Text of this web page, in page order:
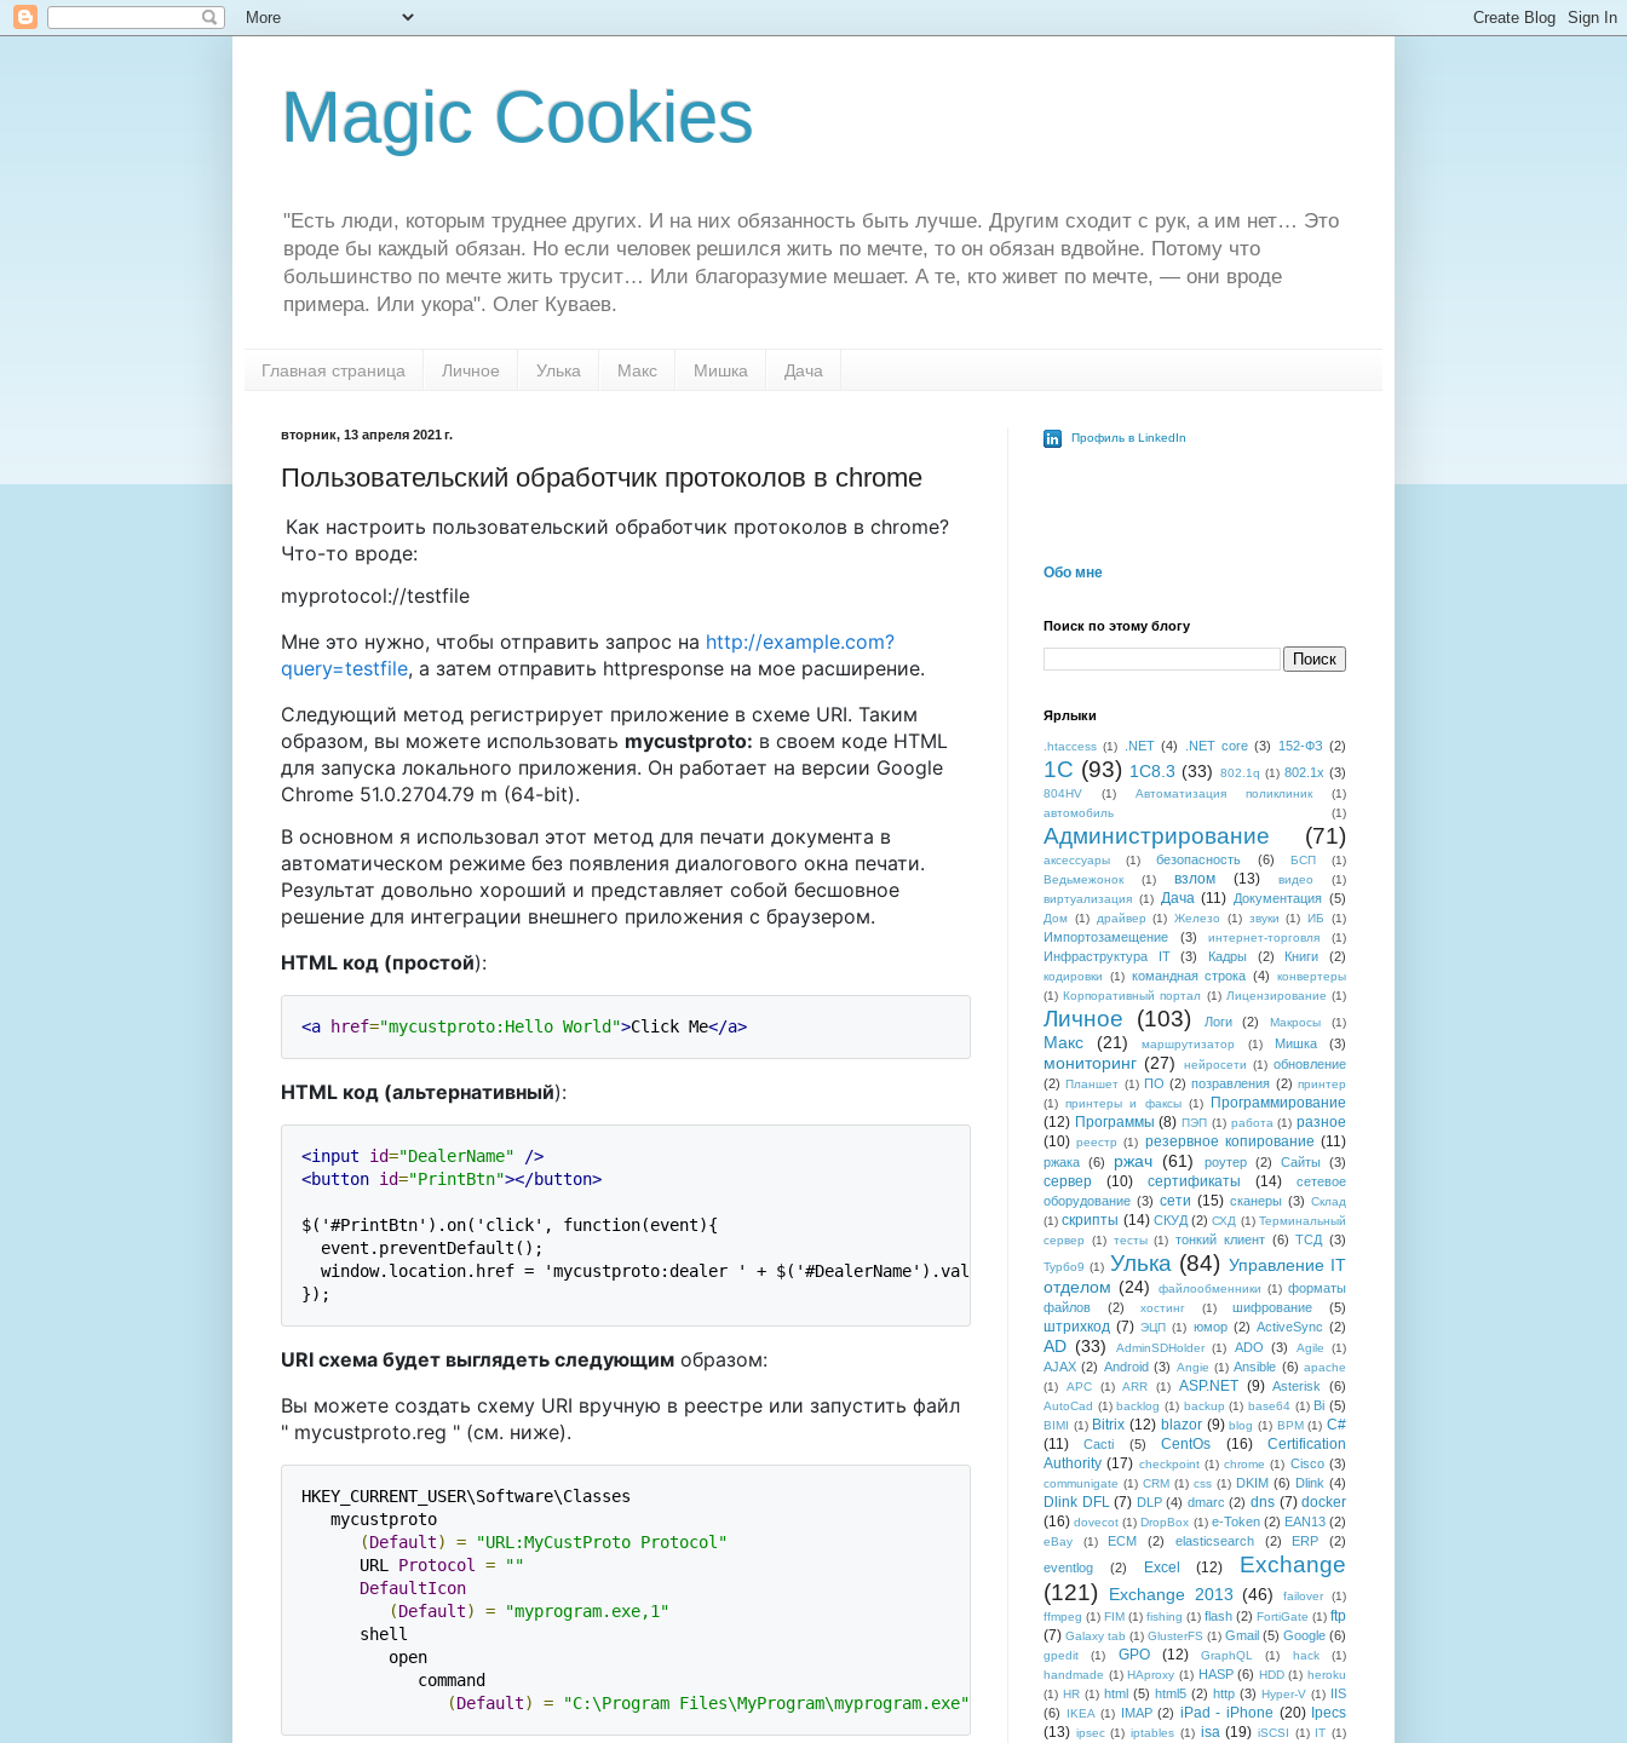
Magic Cookies
"Есть люди, которым труднее других. И на них обязанность быть лучше. Другим сходит с рук, а им нет… Это
вроде бы каждый обязан. Но если человек решился жить по мечте, то он обязан вдвойне. Потому что
большинство по мечте жить трусит… Или благоразумие мешает. А те, кто живет по мечте, — они вроде
примера. Или укора". Олег Куваев.
Главная страница Личное Улька Макс Мишка Дача
вторник, 13 апреля 2021 г.
Пользовательский обработчик протоколов в chrome
Как настроить пользовательский обработчик протоколов в chrome?
Что-то вроде:
myprotocol://testfile
Мне это нужно, чтобы отправить запрос на http://example.com?
query=testfile, а затем отправить httpresponse на мое расширение.
Следующий метод регистрирует приложение в схеме URI. Таким
образом, вы можете использовать mycustproto: в своем коде HTML
для запуска локального приложения. Он работает на версии Google
Chrome 51.0.2704.79 m (64-bit).
В основном я использовал этот метод для печати документа в
автоматическом режиме без появления диалогового окна печати.
Результат довольно хороший и представляет собой бесшовное
решение для интеграции внешнего приложения с браузером.
HTML код (простой):
<a href="mycustproto:Hello World">Click Me</a>
HTML код (альтернативный):
<input id="DealerName"
/>
<button id="PrintBtn"></button>
$('#PrintBtn').on('click', function(event){
  event.preventDefault();
  window.location.href = 'mycustproto:dealer ' + $('#DealerName').val();
});
URI схема будет выглядеть следующим образом:
Вы можете создать схему URI вручную в реестре или запустить файл
" mycustproto.reg " (см. ниже).
HKEY_CURRENT_USER\Software\Classes
   mycustproto
(Default) =
"URL:MyCustProto Protocol"
      URL
Protocol =
""
DefaultIcon
(Default) =
"myprogram.exe,1"
      shell
         open
            command
(Default) = "C:\Program Files\MyProgram\myprogram.exe"
Профиль в LinkedIn
Обо мне
Поиск по этому блогу
Ярлыки
.htaccess (1) .NET (4) .NET core (3) 152-ФЗ (2)
1С (93) 1C8.3 (33) 802.1q (1) 802.1x (3)
804HV (1) Автоматизация поликлиник
(1)
автомобиль
(1)
Администрирование (71)
аксессуары (1) безопасность (6) БСП
(1)
Ведьмежонок
(1) взлом (13) видео
(1)
виртуализация (1) Дача (11) Документация (5)
Дом (1) драйвер (1) Железо (1) звуки (1) ИБ (1)
Импортозамещение (3) интернет-торговля (1)
Инфраструктура IT (3) Кадры (2) Книги (2)
кодировки (1) командная строка (4)
конвертеры
(1) Корпоративный портал (1) Лицензирование (1)
Личное (103) Логи (2) Макросы (1)
Макс (21) маршрутизатор (1) Мишка (3)
мониторинг (27) нейросети (1) обновление
(2) Планшет (1) ПО (2) позравления (2) принтер
(1) принтеры и факсы (1)
Программирование
(12) Программы (8) ПЭП (1) работа (1) разное
(10) реестр (1) резервное копирование (11)
ржака (6) ржач (61) роутер (2) Сайты (3)
сервер (10) сертификаты (14)
сетевое
оборудование (3) сети (15) сканеры (3) Склад
(1) скрипты (14) СКУД (2) СХД (1) Терминальный
сервер
(1) тесты (1) тонкий клиент (6) ТСД (3)
Турбо9 (1) Улька (84) Управление IT
отделом (24) файлообменники (1) форматы
файлов
(2) хостинг (1) шифрование (5)
штрихкод (7) ЭЦП (1) юмор (2) ActiveSync (2)
AD (33) AdminSDHolder (1) ADO (3) Agile (1)
AJAX (2) Android (3) Angie (1) Ansible (6) apache
(1)
APC (1) ARR (1) ASP.NET (9) Asterisk (6)
AutoCad (1) backlog (1) backup (1) base64 (1) Bi (5)
BIMI (1) Bitrix (12) blazor (9) blog (1) BPM (1) C#
(11)
Cacti (5) CentOs (16)
Certification
Authority (17) checkpoint (1) chrome (1) Cisco (3)
communigate (1) CRM (1) css (1) DKIM (6) Dlink (4)
Dlink DFL (7) DLP (4) dmarc (2) dns (7) docker
(16) dovecot (1) DropBox (1) e-Token (2) EAN13 (2)
eBay (1) ECM (2) elasticsearch (2) ERP
(2)
eventlog
(2) Excel (12)
Exchange
(121)
Exchange 2013 (46) failover
(1)
ffmpeg (1) FIM (1) fishing (1) flash (2) FortiGate (1) ftp
(7) Galaxy tab (1) GlusterFS (1) Gmail (5) Google (6)
gpedit (1) GPO (12) GraphQL (1) hack
(1)
handmade (1) HAproxy (1) HASP (6) HDD (1) heroku
(1) HR (1) html (5) html5 (2) http (3) Hyper-V (1) IIS
(6)
IKEA (1) IMAP (2) iPad - iPhone (20) Ipecs
(13) ipsec (1) iptables (1) isa (19) iSCSI (1) IT (1)